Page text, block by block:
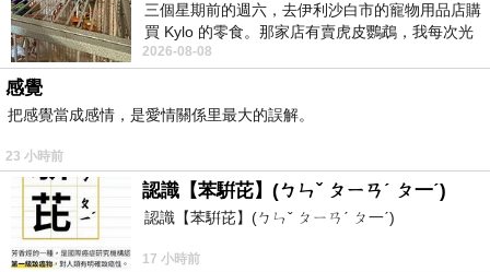
三個星期前的週六，去伊利沙白市的寵物用品店購
買 Kylo 的零食。那家店有賣虎皮鸚鵡，我每次光
顧都會去看一下。他們偶爾會引進 C
2026-08-08
感覺
把感覺當成感情，是愛情關係里最大的誤解。
23 小時前
認識【苯騈芘】(ㄅㄣˇ ㄆㄧㄢˊ ㄆ一ˊ)
認識【苯騈芘】(ㄅㄣˇ ㄆㄧㄢˊ ㄆ一ˊ)
17 小時前